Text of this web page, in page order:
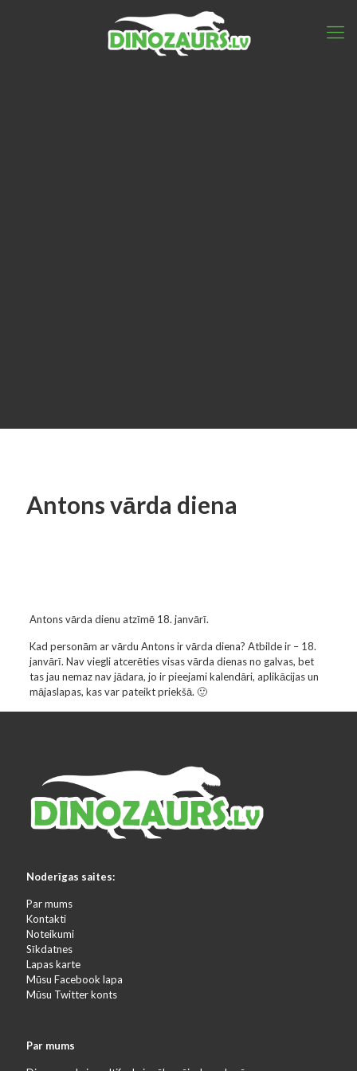
Antons vārda diena
Antons vārda dienu atzīmē 18. janvārī.
Kad personām ar vārdu Antons ir vārda diena? Atbilde ir – 18.
janvārī. Nav viegli atcerēties visas vārda dienas no galvas, bet
tas jau nemaz nav jādara, jo ir pieejami kalendāri, aplikācijas un
mājaslapas, kas var pateikt priekšā. 🙂
Noderīgas saites:
Par mums
Kontakti
Noteikumi
Sīkdatnes
Lapas karte
Mūsu Facebook lapa
Mūsu Twitter konts
Par mums